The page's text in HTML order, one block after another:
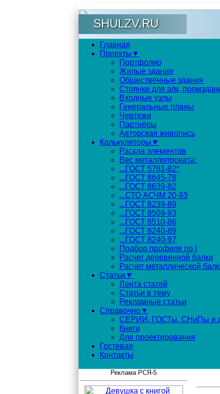
SHULZV.RU
Главная
Проекты▼
Портфолио
Жилые здания
Общественные здания
Стоянки для а/м,
Входные узлы
Генеральные планы
Чертежи
Партнёры
Авторская живопись
Калькуляторы▼
Раскла элементов
Вес металлопроката:
...ГОСТ 5781-82*
...ГОСТ 8645-78
...ГОСТ 8639-82
...СТО АСЧМ 20-93
...ГОСТ 8239-89
...ГОСТ 8509-93
...ГОСТ 8510-86
...ГОСТ 8240-89
...ГОСТ 8240-97
Подбор профиля по I
Расчет деревянной балки
Расчет металлической
Статьи▼
Лента статей
Статьи в тему
Рекламные статьи
Справочно▼
СЕРИИ, ГОСТы, СНиПы и
Книги
Для проектирования
Гостевая
Контакты
Реклама РСЯ-5